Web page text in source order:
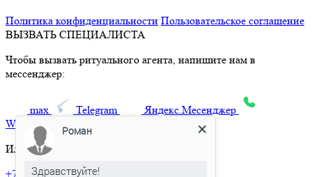
Политика конфиденциальности Пользовательское соглашение
ВЫЗВАТЬ СПЕЦИАЛИСТА
Чтобы вызвать ритуального агента, напишите нам в
мессенджер:
max Telegram
Яндекс.Месенджер
What’sApp
Или позвоните по телефону:
+7 495 150-36-47
Роман
Здравствуйте!